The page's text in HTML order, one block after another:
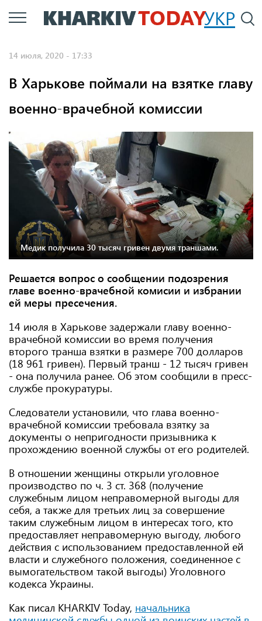
Перейти
к
УКР
14 июля, 2020 - 17:33
В Харькове поймали на взятке главу
военно-врачебной комиссии
Медик получила 30 тысяч гривен двумя траншами.
Решается вопрос о сообщении подозрения
главе военно-врачебной комисии и избрании
ей меры пресечения.
14 июля в Харькове задержали главу военно-
врачебной комиссии во время получения
второго транша взятки в размере 700 долларов
(18 961 гривен). Первый транш - 12 тысяч гривен
- она получила ранее. Об этом сообщили в пресс-
службе прокуратуры.
Следователи установили, что глава военно-
врачебной комиссии требовала взятку за
документы о непригодности призывника к
прохождению военной службы от его родителей.
В отношении женщины открыли уголовное
производство по ч. 3 ст. 368 (получение
служебным лицом неправомерной выгоды для
себя, а также для третьих лиц за совершение
таким служебным лицом в интересах того, кто
предоставляет неправомерную выгоду, любого
действия с использованием предоставленной ей
власти и служебного положения, соединенное с
вымогательством такой выгоды) Уголовного
кодекса Украины.
Как писал KHARKIV Today, начальника